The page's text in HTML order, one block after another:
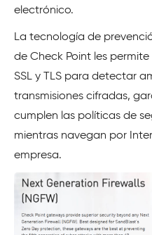
electrónico.
La tecnología de
de Check Point les
SSL y TLS para detectar
transmisiones cifradas,
cumplen las políticas de
mientras navegan por
empresa.